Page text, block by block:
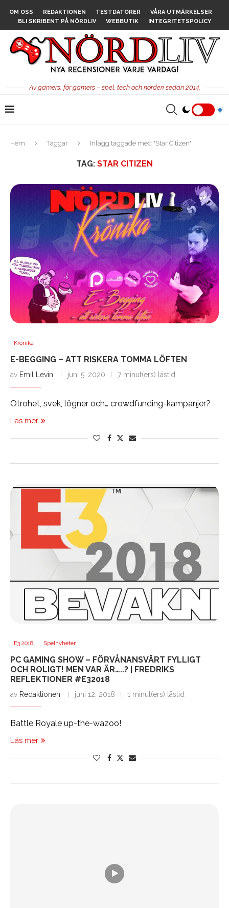
OM OSS REDAKTIONEN TESTDATORER
VÅRA UTMÄRKELSER
BLI SKRIBENT PÅ NÖRDLIV
WEBBUTIK INTEGRITETSPOLICY
Av gamers, för gamers – spel, tech och nörderi sedan 2014.
Hem Taggar Inlägg taggade med "Star Citizen"
TAG: STAR CITIZEN
Krönika
E-BEGGING – ATT RISKERA TOMMA LÖFTEN
av Emil Levin juni 5, 2020 7 minut(ers) lästid
Otrohet, svek, lögner och… crowdfunding-kampanjer?
Läs mer
E3 2018 Spelnyheter
PC GAMING SHOW – FÖRVÅNANSVÄRT FYLLIGT
OCH ROLIGT! MEN VAR ÄR…..? | FREDRIKS
REFLEKTIONER #E32018
av Redaktionen juni 12, 2018 1 minut(ers) lästid
Battle Royale up-the-wazoo!
Läs mer